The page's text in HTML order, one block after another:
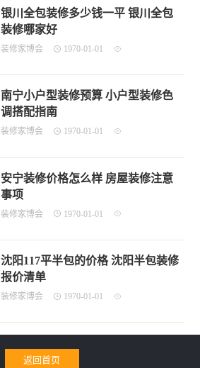
银川全包装修多少钱一平 银川全包
装修哪家好
装修家博会 1970-01-01
南宁小户型装修预算 小户型装修色
调搭配指南
装修家博会 1970-01-01
安宁装修价格怎么样 房屋装修注意
事项
装修家博会 1970-01-01
沈阳117平半包的价格 沈阳半包装修
报价清单
装修家博会 1970-01-01
返回首页